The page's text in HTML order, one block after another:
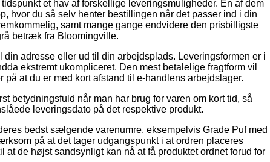
et hav af forskellige leveringsmuligheder. En af dem
hvor du så selv henter bestillingen når det passer ind i din
samt mange gange endvidere den prisbilligste
betræk fra Bloomingville.
adresse eller ud til din arbejdsplads. Leveringsformen er i
ekstremt ukompliceret. Den mest betalelige fragtform vil
at du er med kort afstand til e-handlens arbejdslager.
betydningsfuld når man har brug for varen om kort tid, så
leveringsdato på det respektive produkt.
bedst sælgende varenumre, eksempelvis Grade Puf med
på at det tager udgangspunkt i at ordren placeres
at de højst sandsynligt kan nå at få produktet ordnet forud for